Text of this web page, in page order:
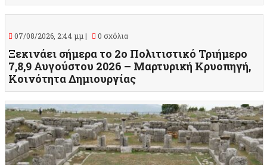
07/08/2026, 2:44 μμ | 0 σχόλια
Ξεκινάει σήμερα το 2ο Πολιτιστικό Τριήμερο
7,8,9 Αυγούστου 2026 – Μαρτυρική Κρυοπηγή,
Κοινότητα Δημιουργίας